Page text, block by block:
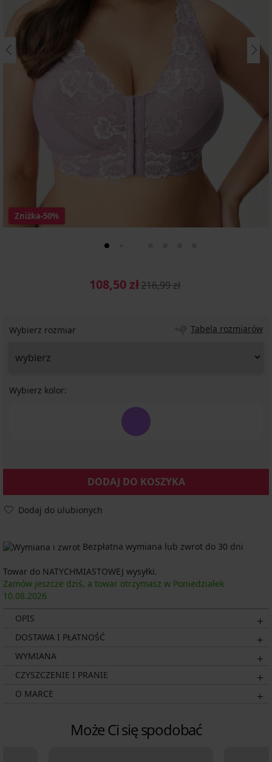
Zniżka-50%
108,50 zł216,99 zł
Wybierz rozmiar Tabela rozmiarów
Wybierz kolor:
DODAJ DO KOSZYKA
Dodaj do ulubionych
Bezpłatna wymiana lub zwrot do 30 dni
Towar do NATYCHMIASTOWEJ wysyłki.
Zamów jeszcze dziś, a towar otrzymasz w Poniedziałek
10.08.2026
OPIS
DOSTAWA I PŁATNOŚĆ
WYMIANA
CZYSZCZENIE I PRANIE
O MARCE
Może Ci się spodobać